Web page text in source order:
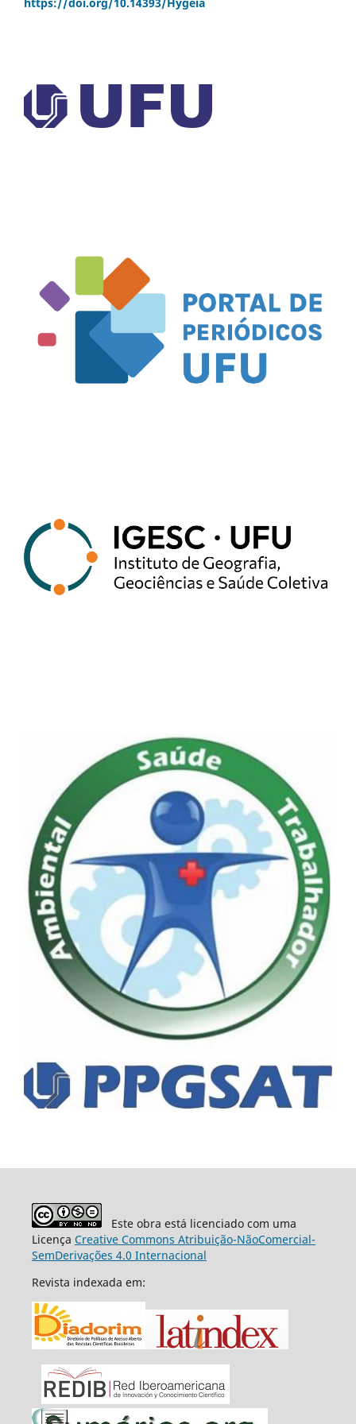
Este obra está licenciado com uma
Licença Creative Commons Atribuição-NãoComercial-
SemDerivações 4.0 Internacional
Revista indexada em: